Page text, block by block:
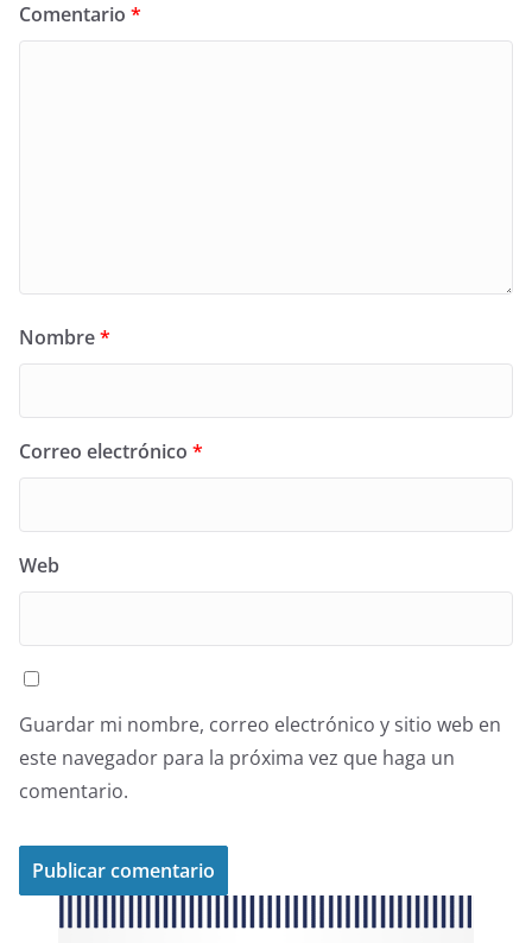
Comentario *
Nombre*
Correo electrónico *
Web
Guardar mi nombre, correo electrónico y sitio web en
este navegador para la próxima vez que haga un
comentario.